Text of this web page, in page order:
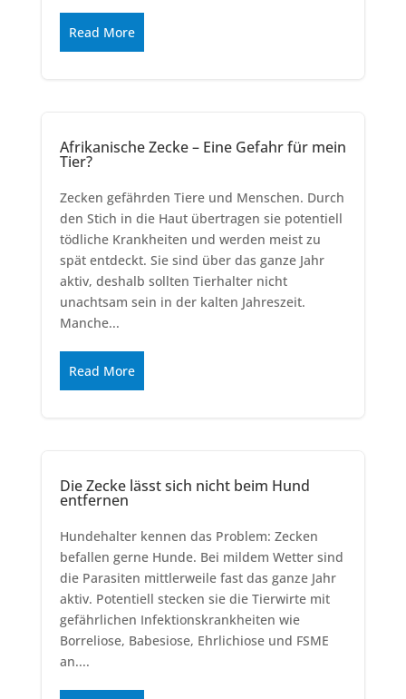
Read More
Afrikanische Zecke – Eine Gefahr für mein
Tier?
Zecken gefährden Tiere und Menschen. Durch
den Stich in die Haut übertragen sie potentiell
tödliche Krankheiten und werden meist zu
spät entdeckt. Sie sind über das ganze Jahr
aktiv, deshalb sollten Tierhalter nicht
unachtsam sein in der kalten Jahreszeit.
Manche...
Read More
Die Zecke lässt sich nicht beim Hund
entfernen
Hundehalter kennen das Problem: Zecken
befallen gerne Hunde. Bei mildem Wetter sind
die Parasiten mittlerweile fast das ganze Jahr
aktiv. Potentiell stecken sie die Tierwirte mit
gefährlichen Infektionskrankheiten wie
Borreliose, Babesiose, Ehrlichiose und FSME
an....